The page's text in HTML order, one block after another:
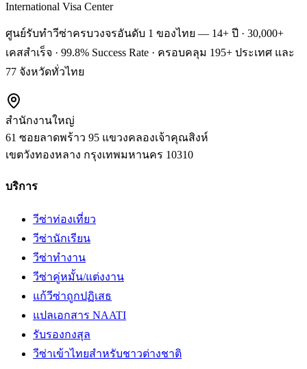
International Visa Center
ศูนย์รับทำวีซ่าครบวงจรอันดับ 1 ของไทย — 14+ ปี · 30,000+
เคสสำเร็จ · 99.8% Success Rate · ครอบคลุม 195+ ประเทศ และ
77 จังหวัดทั่วไทย
สำนักงานใหญ่
61 ซอยลาดพร้าว 95 แขวงคลองเจ้าคุณสิงห์
เขตวังทองหลาง กรุงเทพมหานคร 10310
บริการ
วีซ่าท่องเที่ยว
วีซ่านักเรียน
วีซ่าทำงาน
วีซ่าคู่หมั้น/แต่งงาน
แก้วีซ่าถูกปฏิเสธ
แปลเอกสาร NAATI
รับรองกงสุล
วีซ่าเข้าไทยสำหรับชาวต่างชาติ